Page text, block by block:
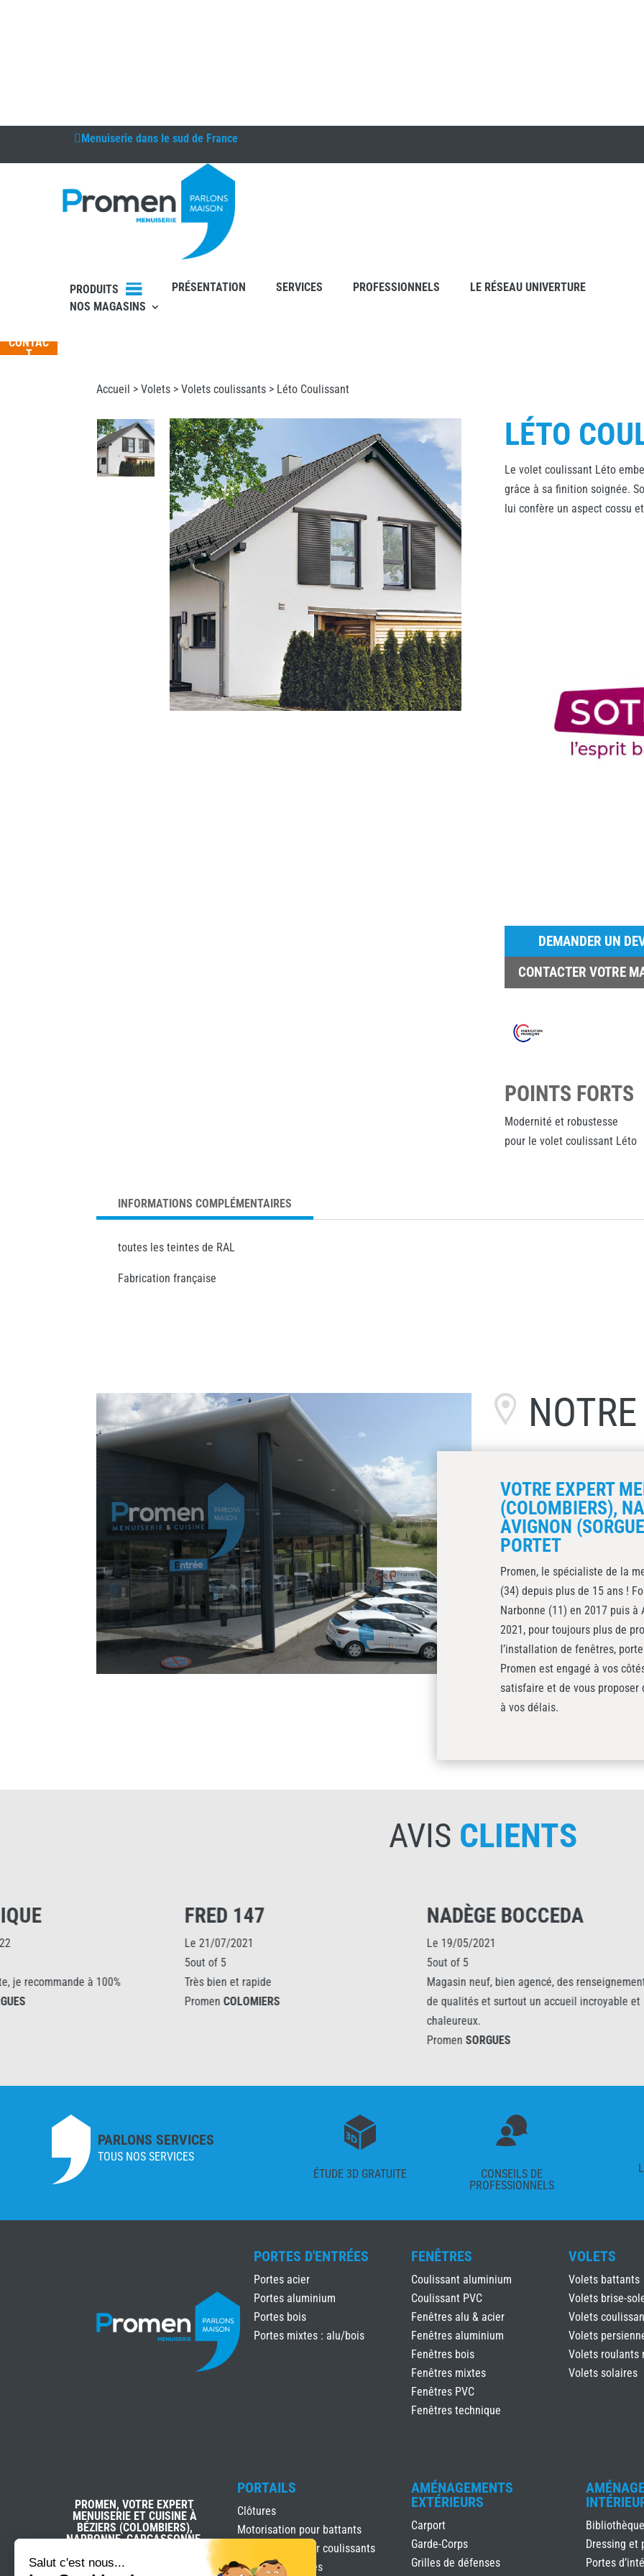
Menuiserie dans le sud de France
PRODUITS PRÉSENTATION SERVICES PROFESSIONNELS
LE RÉSEAU UNIVERTURE
NOS MAGASINS
Accueil >Volets >Volets coulissants > Léto Coulissant
LÉTO
Le volet coulissant Léto
grâce à sa finition soignée.
lui confère un aspect cossu
DEMANDER UN
CONTACTER VOTRE
POINTS FORTS
Modernité et robustesse
pour le volet coulissant Léto
INFORMATIONS COMPLÉMENTAIRES
toutes les teintes de RAL
Fabrication française
VOTRE EXPERT
(COLOMBIERS),
AVIGNON
PORTET
Promen, le spécialiste de la
(34) depuis plus de 15 ans !
Narbonne (11) en 2017 puis
2021, pour toujours plus de
l’installation de fenêtres,
Promen est engagé à vos
satisfaire et de vous
à vos délais.
AVIS CLIENTS
FRED 147
Très bien et rapide
Promen
NADÈGE BOCCEDA
Magasin neuf, bien agencé, des renseignements
de qualités et surtout un accueil incroyable et
GARCIN
tres satisfaite du travail
Promen SORGUES
PARLONS SERVICES
TOUS NOS SERVICES
ÉTUDE 3D GRATUITE
CONSEILS DE
PROFESSIONNELS
PORTES D'ENTRÉES
Portes acier
Portes aluminium
Portes bois
Portes mixtes : alu/bois
FENÊTRES
Coulissant aluminium
Coulissant PVC
Fenêtres alu & acier
Fenêtres aluminium
Fenêtres bois
Fenêtres mixtes
Fenêtres PVC
Fenêtres technique
VOLETS
Volets battants
Volets brise-
Volets
Volets
Volets roulants
Volets solaires
PROMEN, VOTRE EXPERT
MENUISERIE ET CUISINE À
BÉZIERS (COLOMBIERS),
NARBONNE, CARCASSONNE,
COLOMIERS ET TOULOUSE
PORTAILS
Clôtures
Motorisation pour battants
Motorisation pour coulissants
Portails & clôtures
AMÉNAGEMENTS
EXTÉRIEURS
Carport
Garde-Corps
Grilles de défenses
Dressing et
Portes
CONTAC
T
Salut c'est nous...